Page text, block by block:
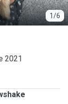
1/6
2021